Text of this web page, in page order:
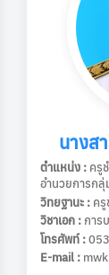
นางส
ตำแหน่ง : ครู
อำนวยการกลุ่
วิทยฐานะ : ค
วิชาเอก : การ
โทรศัพท์ :
E-mail :